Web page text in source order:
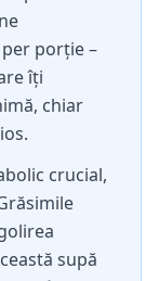
porție –
îți
chiar
crucial,
supă